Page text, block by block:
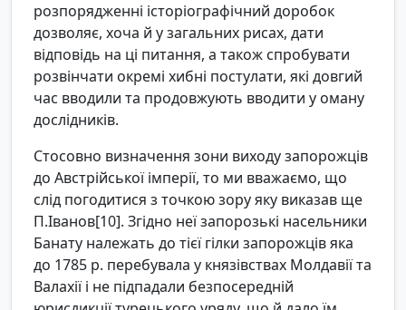
розпорядженні історіографічний доробок
дозволяє, хоча й у загальних рисах, дати
відповідь на ці питання, а також спробувати
розвінчати окремі хибні постулати, які довгий
час вводили та продовжують вводити у оману
дослідників.
Стосовно визначення зони виходу запорожців
до Австрійської імперії, то ми вважаємо, що
слід погодитися з точкою зору яку виказав ще
П.Іванов[10]. Згідно неї запорозькі насельники
Банату належать до тієї гілки запорожців яка
до 1785 р. перебувала у князівствах Молдавії та
Валахії і не підпадали безпосередній